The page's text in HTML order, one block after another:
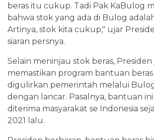
beras itu cukup. Tadi Pak KaBulog
bahwa stok yang ada di Bulog
Artinya, stok kita cukup," ujar
siaran persnya.
Selain meninjau stok beras,
memastikan program bantuan beras
digulirkan pemerintah melalui
dengan lancar. Pasalnya, bantuan
diterima masyarakat se Indonesia
2021 lalu.